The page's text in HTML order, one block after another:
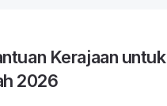
Kerajaan untuk
2026